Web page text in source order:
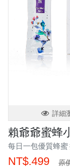
詳細
賴爺爺蜜蜂
每日一包優質蜂蜜
NT$.499 原